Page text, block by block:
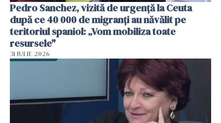
Pedro Sanchez, vizită de urgență la Ceuta
după ce 40 000 de migranți au năvălit pe
teritoriul spaniol: „Vom mobiliza toate
resursele"
31 IULIE 2026